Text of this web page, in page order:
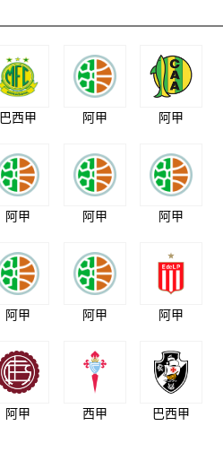
巴西甲 阿甲 阿甲
阿甲 阿甲 阿甲
阿甲 阿甲 阿甲
阿甲 西甲 巴西甲